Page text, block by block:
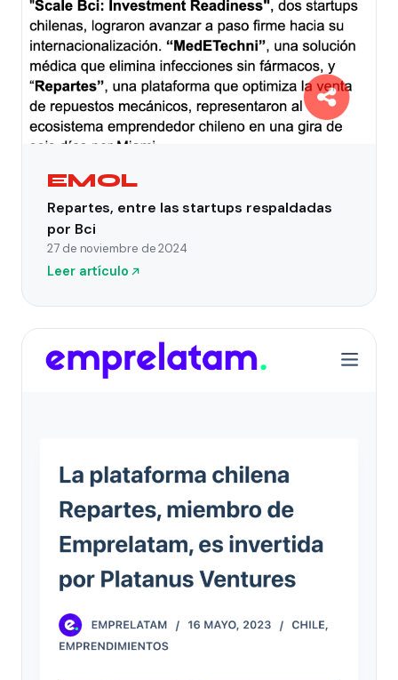
EMOL
Repartes, entre las startups respaldadas
por Bci
27 de noviembre de 2024
Leer artículo